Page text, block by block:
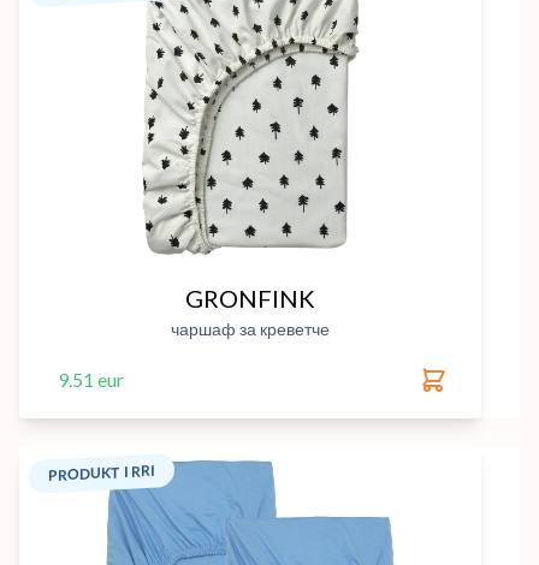
GRONFINK
чаршаф за креветче
9.51 eur
PRODUKT I RRI